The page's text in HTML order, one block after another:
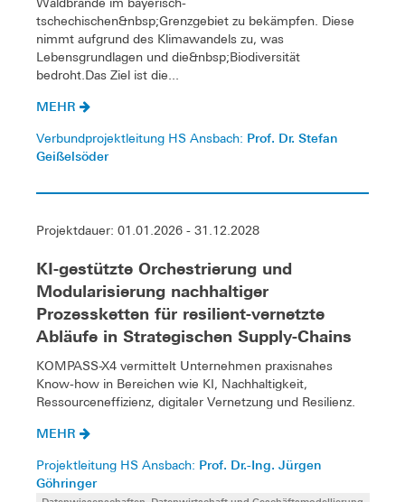
tschechischen&nbsp;Grenzgebiet zu bekämpfen. Diese
nimmt aufgrund des Klimawandels zu, was
Lebensgrundlagen und die&nbsp;Biodiversität
bedroht.Das Ziel ist die...
MEHR
Verbundprojektleitung HS Ansbach: Prof. Dr. Stefan
Geißelsöder
Projektdauer: 01.01.2026 - 31.12.2028
KI-gestützte Orchestrierung und
Modularisierung nachhaltiger
Prozessketten für resilient-vernetzte
Abläufe in Strategischen Supply-Chains
KOMPASS-X4 vermittelt Unternehmen praxisnahes
Know-how in Bereichen wie KI, Nachhaltigkeit,
Ressourceneffizienz, digitaler Vernetzung und Resilienz.
MEHR
Projektleitung HS Ansbach: Prof. Dr.-Ing. Jürgen
Göhringer